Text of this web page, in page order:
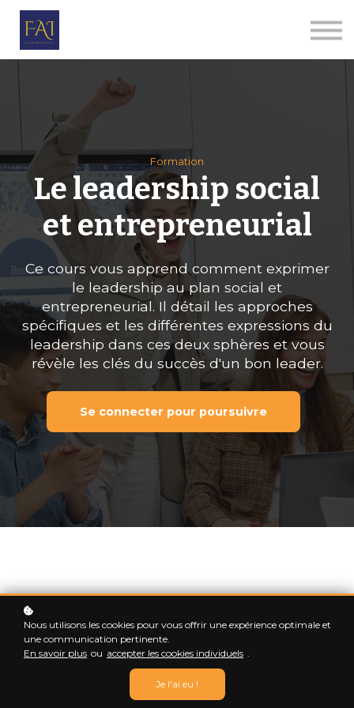
Qui sommes-nous
Se connecter
Formation
Le leadership social
et entrepreneurial
Ce cours vous apprend comment exprimer
le leadership au plan social et
entrepreneurial. Il détail les approches
spécifiques et les différentes expressions du
leadership dans ces deux sphères et vous
révèle les clés du succès d'un bon leader.
Se connecter pour poursuivre
Qu'est-ce qui est inclus ?
Cours accessibles en ligne
Nous utilisons les cookies pour vous offrir une expérience optimale et
une communication pertinente.
En savoir plus ou accepter les cookies individuels .
Je l'ai eu !